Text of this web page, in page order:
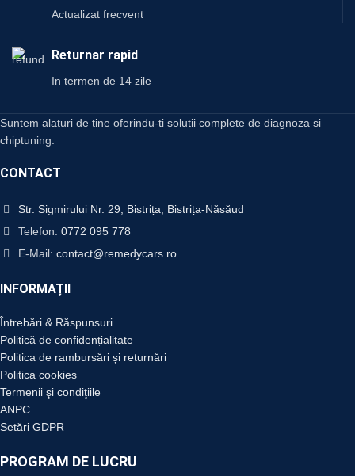
Actualizat frecvent
Returnar rapid
In termen de 14 zile
Suntem alaturi de tine oferindu-ti solutii complete de diagnoza si
chiptuning.
CONTACT
Str. Sigmirului Nr. 29, Bistrița, Bistrița-Năsăud
Telefon: 0772 095 778
E-Mail: contact@remedycars.ro
INFORMAȚII
Întrebări & Răspunsuri
Politică de confidențialitate
Politica de rambursări și returnări
Politica cookies
Termenii şi condiţiile
ANPC
Setări GDPR
PROGRAM DE LUCRU